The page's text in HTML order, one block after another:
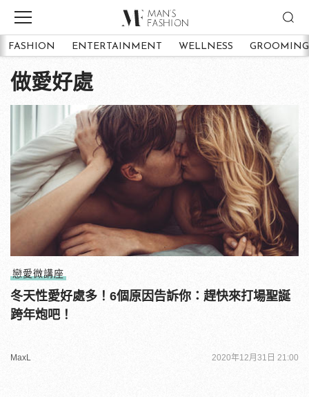
FASHION ENTERTAINMENT WELLNESS GROOMING
做愛好處
戀愛微講座
冬天性愛好處多！6個原因告訴你：趕快來打場聖誕
跨年炮吧！
MaxL 2020年12月31日 21:00